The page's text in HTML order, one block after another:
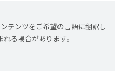
テンツをご希望の言語に翻訳し
る場合があります。